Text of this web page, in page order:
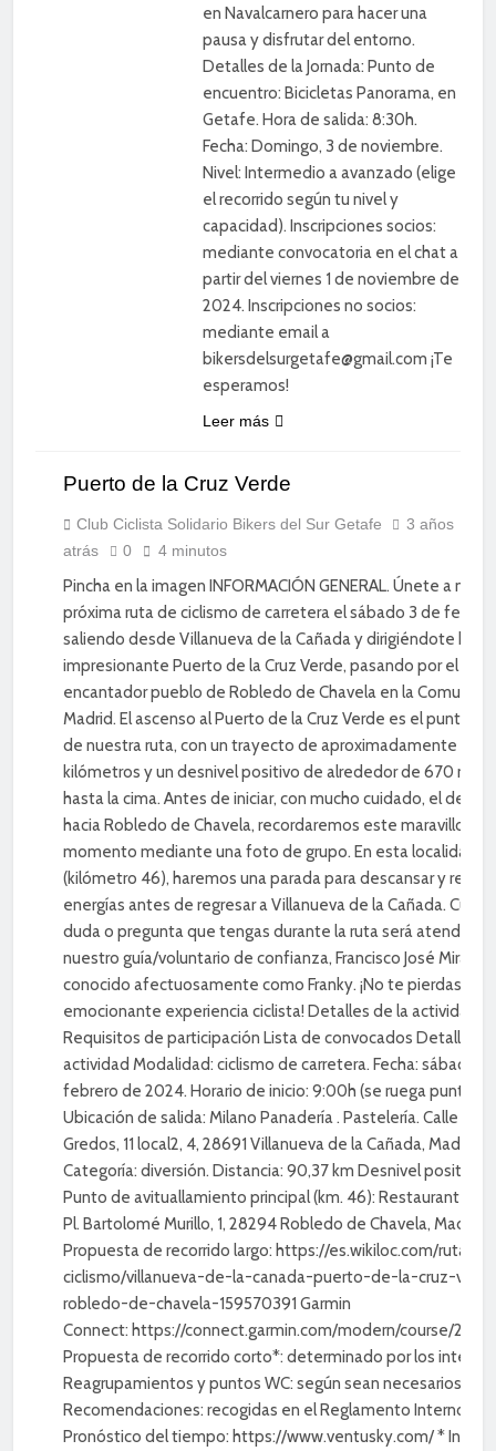
en Navalcarnero para hacer una
pausa y disfrutar del entorno.
Detalles de la Jornada: Punto de
encuentro: Bicicletas Panorama, en
Getafe. Hora de salida: 8:30h.
Fecha: Domingo, 3 de noviembre.
Nivel: Intermedio a avanzado (elige
el recorrido según tu nivel y
capacidad). Inscripciones socios:
mediante convocatoria en el chat a
partir del viernes 1 de noviembre de
2024. Inscripciones no socios:
mediante email a
bikersdelsurgetafe@gmail.com ¡Te
esperamos!
Leer más
CARRETERA
DEPORTE
DIVERSIÓN
Puerto de la Cruz Verde
Club Ciclista Solidario Bikers del Sur Getafe
3 años
atrás
0 4 minutos
Pincha en la imagen INFORMACIÓN GENERAL. Únete a
próxima ruta de ciclismo de carretera el sábado 3 de
saliendo desde Villanueva de la Cañada y dirigiéndote
impresionante Puerto de la Cruz Verde, pasando por el
encantador pueblo de Robledo de Chavela en la
Madrid. El ascenso al Puerto de la Cruz Verde es el punto
de nuestra ruta, con un trayecto de aproximadamente 23
kilómetros y un desnivel positivo de alrededor de 670
hasta la cima. Antes de iniciar, con mucho cuidado, el
hacia Robledo de Chavela, recordaremos este maravilloso
momento mediante una foto de grupo. En esta localidad
(kilómetro 46), haremos una parada para descansar y
energías antes de regresar a Villanueva de la Cañada.
duda o pregunta que tengas durante la ruta será atendida
nuestro guía/voluntario de confianza, Francisco José
conocido afectuosamente como Franky. ¡No te pierdas
emocionante experiencia ciclista! Detalles de la actividad
Requisitos de participación Lista de convocados Detalles
actividad Modalidad: ciclismo de carretera. Fecha: sábado,
febrero de 2024. Horario de inicio: 9:00h (se ruega
Ubicación de salida: Milano Panadería . Pastelería. Calle
Gredos, 11 local2, 4, 28691 Villanueva de la Cañada, Madrid.
Categoría: diversión. Distancia: 90,37 km Desnivel positivo:
Punto de avituallamiento principal (km. 46): Restaurante
Pl. Bartolomé Murillo, 1, 28294 Robledo de Chavela, Madrid
Propuesta de recorrido largo: https://es.wikiloc.com/rutas-
ciclismo/villanueva-de-la-canada-puerto-de-la-cruz-
robledo-de-chavela-159570391 Garmin
Connect: https://connect.garmin.com/modern/course/
Propuesta de recorrido corto*: determinado por los
Reagrupamientos y puntos WC: según sean necesarios.
Recomendaciones: recogidas en el Reglamento Interno del
Pronóstico del tiempo: https://www.ventusky.com/ *